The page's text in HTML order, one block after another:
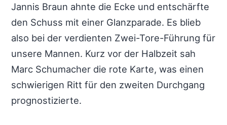
Jannis Braun ahnte die Ecke und entschärfte
den Schuss mit einer Glanzparade. Es blieb
also bei der verdienten Zwei-Tore-Führung für
unsere Mannen. Kurz vor der Halbzeit sah
Marc Schumacher die rote Karte, was einen
schwierigen Ritt für den zweiten Durchgang
prognostizierte.